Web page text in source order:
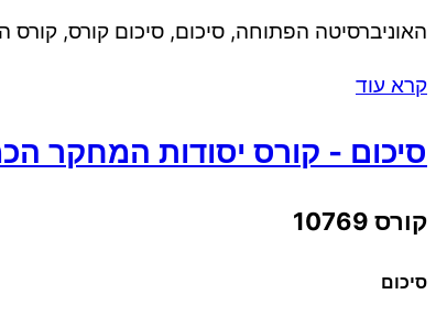
האוניברסיטה הפתוחה, סיכום, סיכום קורס,
קרא עוד
סיכום - קורס יסודות המחקר
קורס 10769
סיכום